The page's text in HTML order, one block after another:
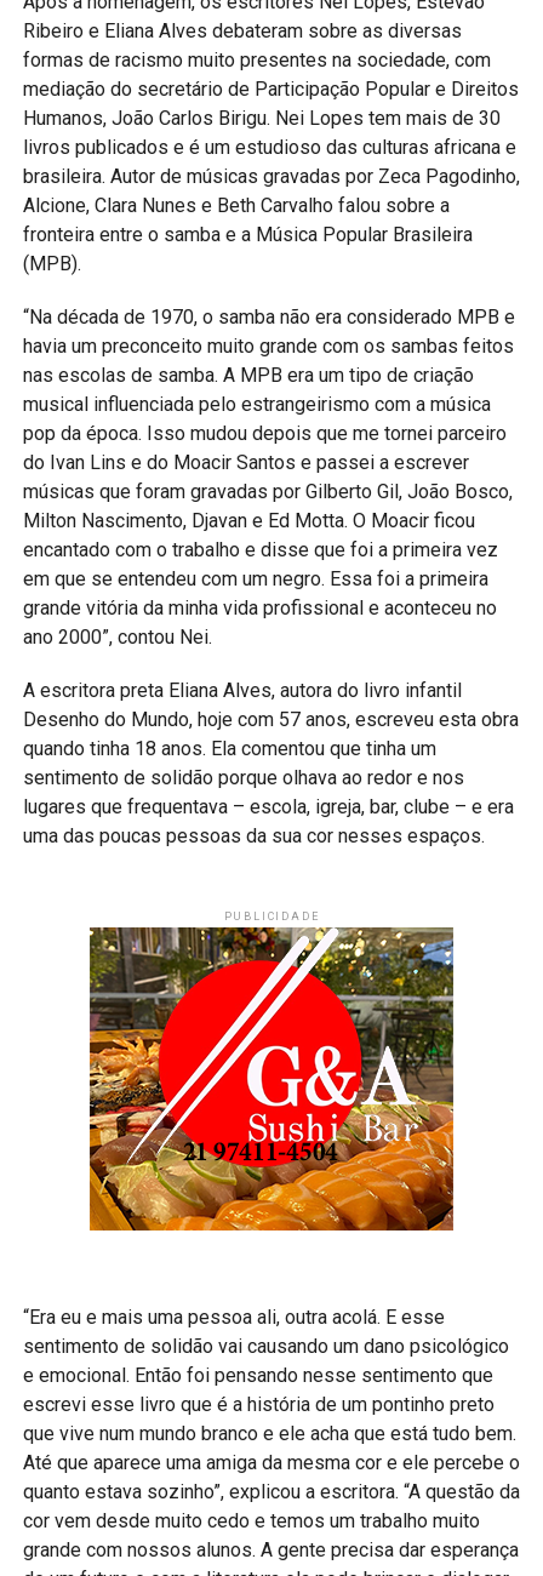
Ribeiro e Eliana Alves debateram sobre as diversas
formas de racismo muito presentes na sociedade, com
mediação do secretário de Participação Popular e Direitos
Humanos, João Carlos Birigu. Nei Lopes tem mais de 30
livros publicados e é um estudioso das culturas africana e
brasileira. Autor de músicas gravadas por Zeca Pagodinho,
Alcione, Clara Nunes e Beth Carvalho falou sobre a
fronteira entre o samba e a Música Popular Brasileira
(MPB).
“Na década de 1970, o samba não era considerado MPB e
havia um preconceito muito grande com os sambas feitos
nas escolas de samba. A MPB era um tipo de criação
musical influenciada pelo estrangeirismo com a música
pop da época. Isso mudou depois que me tornei parceiro
do Ivan Lins e do Moacir Santos e passei a escrever
músicas que foram gravadas por Gilberto Gil, João Bosco,
Milton Nascimento, Djavan e Ed Motta. O Moacir ficou
encantado com o trabalho e disse que foi a primeira vez
em que se entendeu com um negro. Essa foi a primeira
grande vitória da minha vida profissional e aconteceu no
ano 2000”, contou Nei.
A escritora preta Eliana Alves, autora do livro infantil
Desenho do Mundo, hoje com 57 anos, escreveu esta obra
quando tinha 18 anos. Ela comentou que tinha um
sentimento de solidão porque olhava ao redor e nos
lugares que frequentava – escola, igreja, bar, clube – e era
uma das poucas pessoas da sua cor nesses espaços.
PUBLICIDADE
“Era eu e mais uma pessoa ali, outra acolá. E esse
sentimento de solidão vai causando um dano psicológico
e emocional. Então foi pensando nesse sentimento que
escrevi esse livro que é a história de um pontinho preto
que vive num mundo branco e ele acha que está tudo bem.
Até que aparece uma amiga da mesma cor e ele percebe o
quanto estava sozinho”, explicou a escritora. “A questão da
cor vem desde muito cedo e temos um trabalho muito
grande com nossos alunos. A gente precisa dar esperança